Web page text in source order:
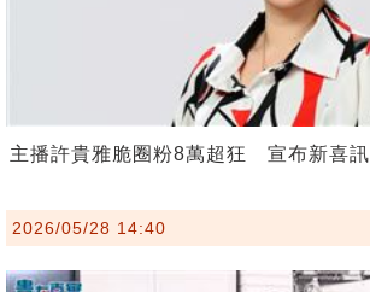
主播許貴雅脆圈粉8萬超狂 宣布新喜訊
2026/05/28 14:40